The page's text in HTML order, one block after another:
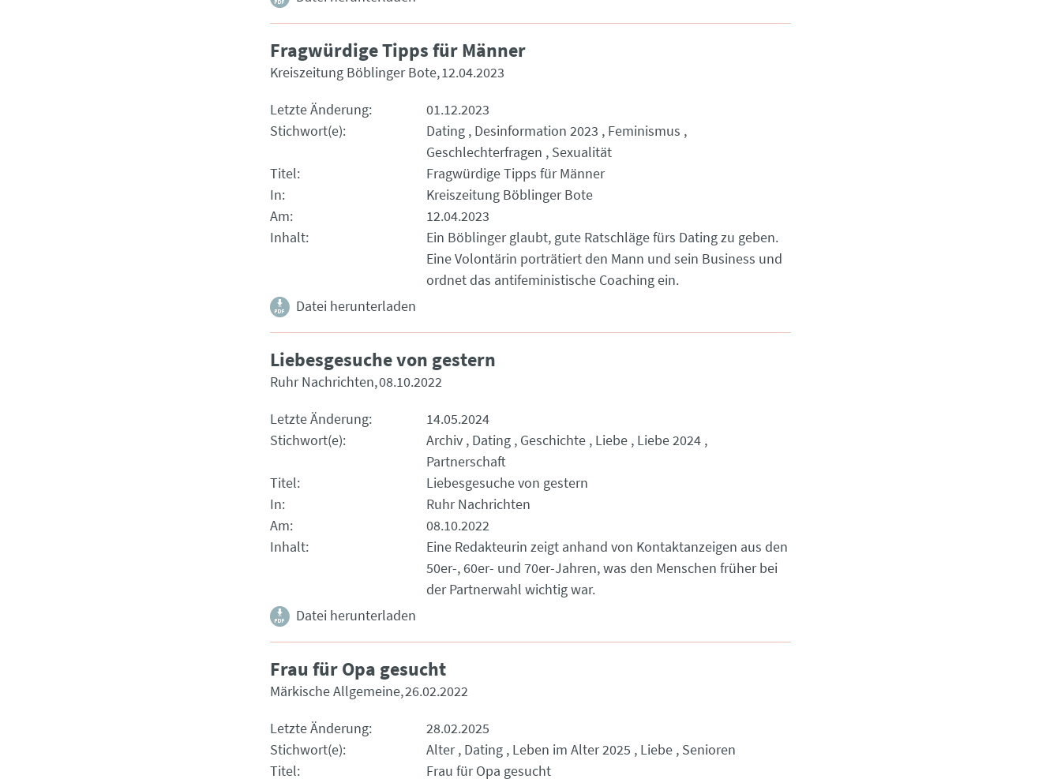
Fragwürdige Tipps für Männer
Kreiszeitung Böblinger Bote 12.04.2023
Letzte Änderung
01.12.2023
Stichwort(e)
Dating Desinformation 2023
Feminismus
Geschlechterfragen
Sexualität
Titel
Fragwürdige Tipps für Männer
In
Kreiszeitung Böblinger Bote
Am
12.04.2023
Inhalt
Ein Böblinger glaubt, gute Ratschläge fürs Dating zu geben.
Eine Volontärin porträtiert den Mann und sein Business und
ordnet das antifeministische Coaching ein.
Datei herunterladen
Liebesgesuche von gestern
Ruhr Nachrichten 08.10.2022
Letzte Änderung
14.05.2024
Stichwort(e)
Archiv Dating Geschichte Liebe Liebe 2024
Partnerschaft
Titel
Liebesgesuche von gestern
In
Ruhr Nachrichten
Am
08.10.2022
Inhalt
Eine Redakteurin zeigt anhand von Kontaktanzeigen aus den
50er-, 60er- und 70er-Jahren, was den Menschen früher bei
der Partnerwahl wichtig war.
Datei herunterladen
Frau für Opa gesucht
Märkische Allgemeine 26.02.2022
Letzte Änderung
28.02.2025
Stichwort(e)
Alter Dating Leben im Alter 2025 Liebe Senioren
Titel
Frau für Opa gesucht